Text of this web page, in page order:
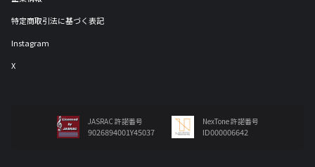
特定商取引法に基づく表記
Instagram
X
JASRAC 許諾番号
9026894001Y45037
NexTone 許諾番号
ID000006642